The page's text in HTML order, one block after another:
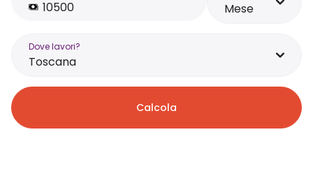
Mese
Dove lavori?
Toscana
Calcola